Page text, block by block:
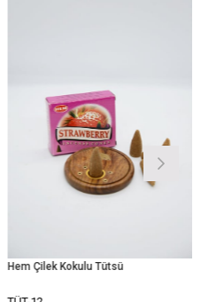
Hem Çilek Kokulu Tütsü